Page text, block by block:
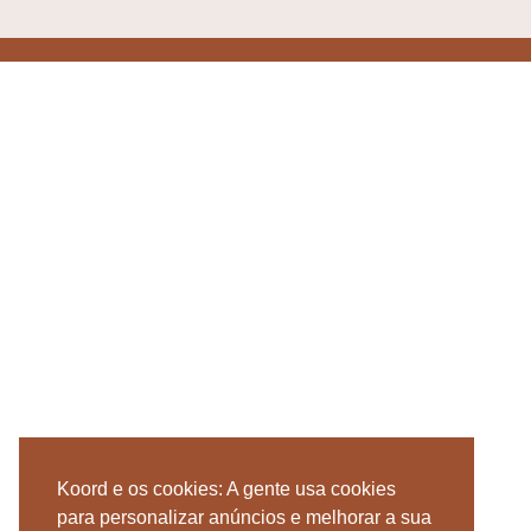
Koord e os cookies: A gente usa cookies
para personalizar anúncios e melhorar a sua